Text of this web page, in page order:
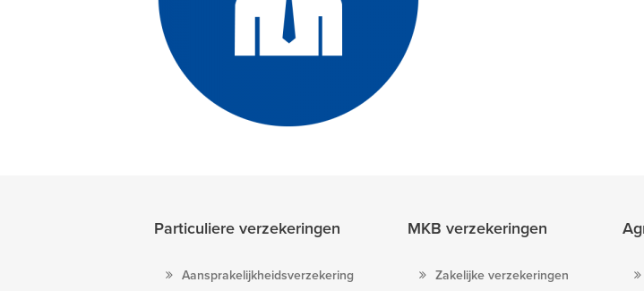
Particuliere verzekeringen
Aansprakelijkheidsverzekering
MKB verzekeringen
Zakelijke verzekeringen